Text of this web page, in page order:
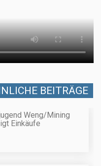
BEITRÄGE
Weng/Mining
Einkäufe